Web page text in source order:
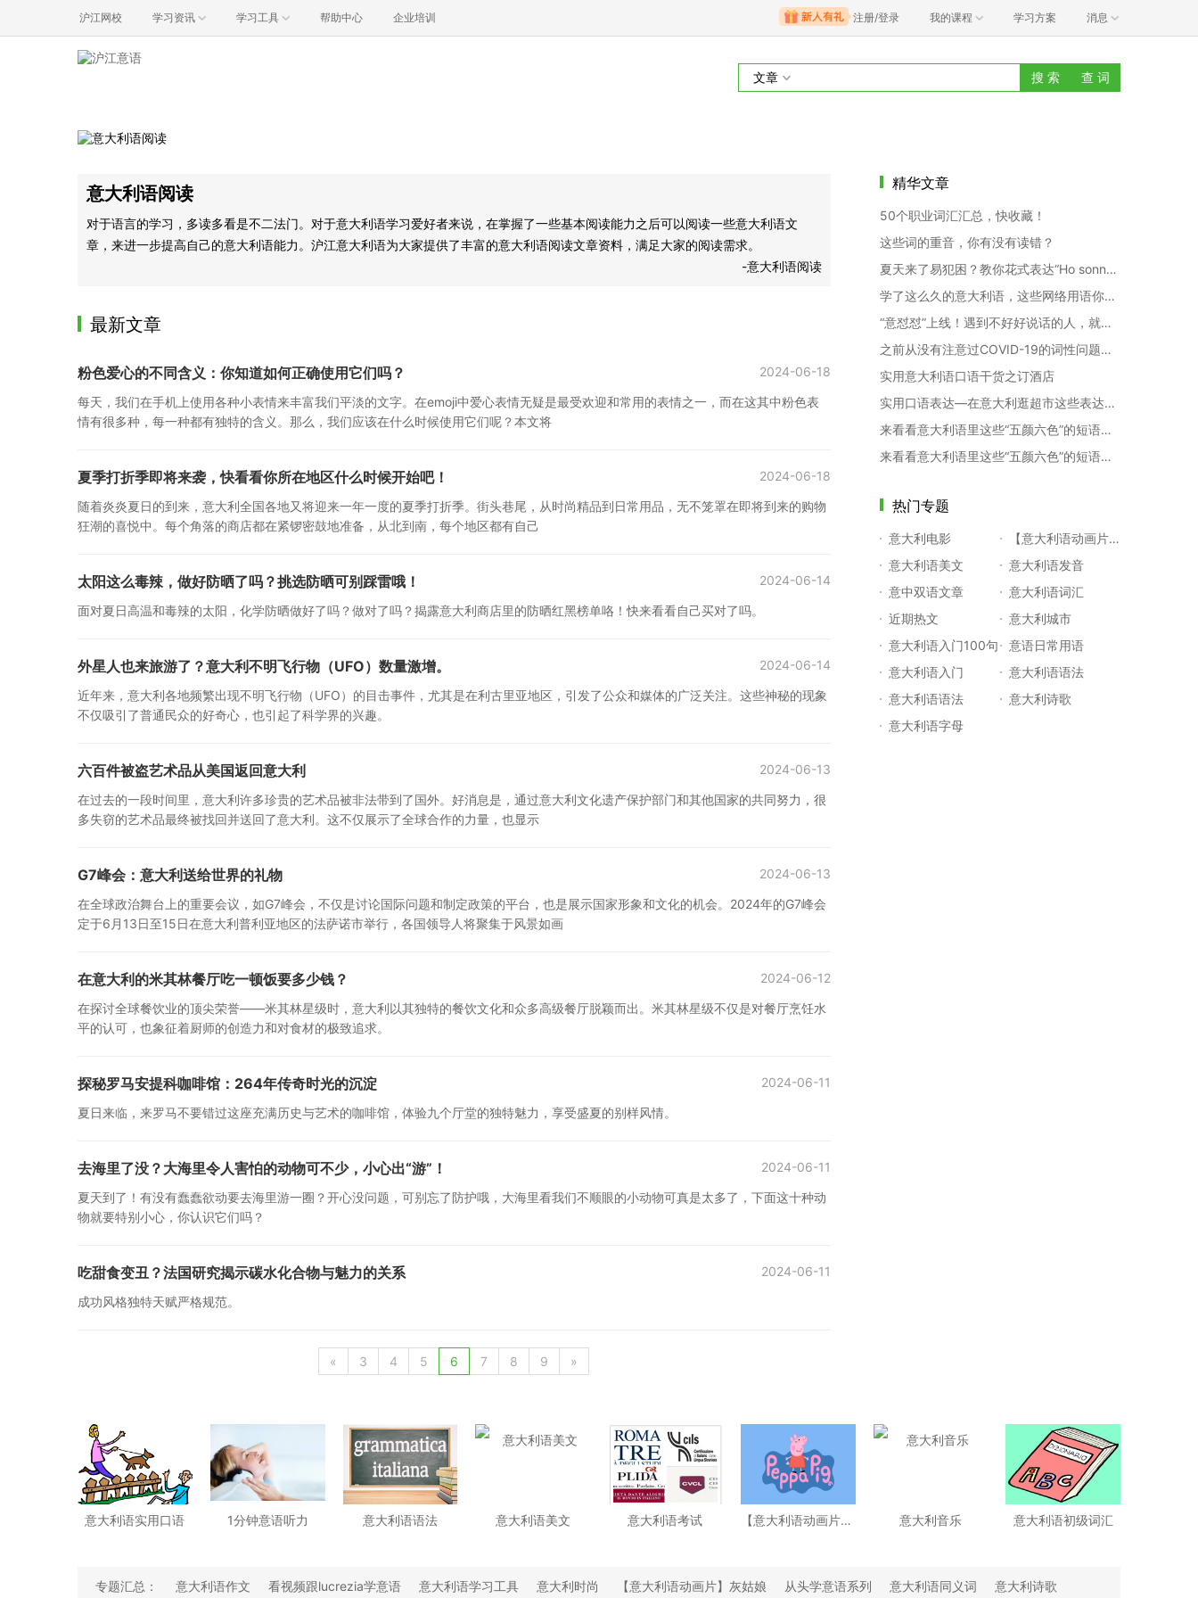
沪江网校 学习资讯 学习工具 帮助中心 企业培训 注册/登录 我的课程 学习方案 消息
文章 搜 索 查 词
意大利语阅读
对于语言的学习，多读多看是不二法门。对于意大利语学习爱好者来说，在掌握了一些基本阅读能力之后可以阅读一些意大利语文
章，来进一步提高自己的意大利语能力。沪江意大利语为大家提供了丰富的意大利语阅读文章资料，满足大家的阅读需求。
-意大利语阅读
最新文章
粉色爱心的不同含义：你知道如何正确使用它们吗？
每天，我们在手机上使用各种小表情来丰富我们平淡的文字。在emoji中爱心表情无疑是最受欢迎和常用的表情之一，而在这其中粉色表
情有很多种，每一种都有独特的含义。那么，我们应该在什么时候使用它们呢？本文将
2024-06-18
夏季打折季即将来袭，快看看你所在地区什么时候开始吧！
随着炎炎夏日的到来，意大利全国各地又将迎来一年一度的夏季打折季。街头巷尾，从时尚精品到日常用品，无不笼罩在即将到来的购物
狂潮的喜悦中。每个角落的商店都在紧锣密鼓地准备，从北到南，每个地区都有自己
2024-06-18
太阳这么毒辣，做好防晒了吗？挑选防晒可别踩雷哦！
面对夏日高温和毒辣的太阳，化学防晒做好了吗？做对了吗？揭露意大利商店里的防晒红黑榜单咯！快来看看自己买对了吗。
2024-06-14
外星人也来旅游了？意大利不明飞行物（UFO）数量激增。
近年来，意大利各地频繁出现不明飞行物（UFO）的目击事件，尤其是在利古里亚地区，引发了公众和媒体的广泛关注。这些神秘的现象
不仅吸引了普通民众的好奇心，也引起了科学界的兴趣。
2024-06-14
六百件被盗艺术品从美国返回意大利
在过去的一段时间里，意大利许多珍贵的艺术品被非法带到了国外。好消息是，通过意大利文化遗产保护部门和其他国家的共同努力，很
多失窃的艺术品最终被找回并送回了意大利。这不仅展示了全球合作的力量，也显示
2024-06-13
G7峰会：意大利送给世界的礼物
在全球政治舞台上的重要会议，如G7峰会，不仅是讨论国际问题和制定政策的平台，也是展示国家形象和文化的机会。2024年的G7峰会
定于6月13日至15日在意大利普利亚地区的法萨诺市举行，各国领导人将聚集于风景如画
2024-06-13
在意大利的米其林餐厅吃一顿饭要多少钱？
在探讨全球餐饮业的顶尖荣誉——米其林星级时，意大利以其独特的餐饮文化和众多高级餐厅脱颖而出。米其林星级不仅是对餐厅烹饪水
平的认可，也象征着厨师的创造力和对食材的极致追求。
2024-06-12
探秘罗马安提科咖啡馆：264年传奇时光的沉淀
夏日来临，来罗马不要错过这座充满历史与艺术的咖啡馆，体验九个厅堂的独特魅力，享受盛夏的别样风情。
2024-06-11
去海里了没？大海里令人害怕的动物可不少，小心出“游”！
夏天到了！有没有蠢蠢欲动要去海里游一圈？开心没问题，可别忘了防护哦，大海里看我们不顺眼的小动物可真是太多了，下面这十种动
物就要特别小心，你认识它们吗？
2024-06-11
吃甜食变丑？法国研究揭示碳水化合物与魅力的关系
成功风格独特天赋严格规范。
2024-06-11
« 3 4 5 6 7 8 9 »
精华文章
50个职业词汇汇总，快收藏！
这些词的重音，你有没有读错？
夏天来了易犯困？教你花式表达“Ho sonno”！
学了这么久的意大利语，这些网络用语你还不知道吗？
“意怼怼”上线！遇到不好好说话的人，就这样机智地怼回去！
之前从没有注意过COVID-19的词性问题，直到今天…
实用意大利语口语干货之订酒店
实用口语表达—在意大利逛超市这些表达你必须要知道！
来看看意大利语里这些“五颜六色”的短语（下）
来看看意大利语里这些“五颜六色”的短语（上）
热门专题
意大利电影
【意大利语动画片】粉红小猪
意大利语美文
意大利语发音
意中双语文章
意大利语词汇
近期热文
意大利城市
意大利语入门100句
意语日常用语
意大利语入门
意大利语语法
意大利语语法
意大利诗歌
意大利语字母
意大利语实用口语 1分钟意语听力 意大利语语法 意大利语美文 意大利语考试 【意大利语动画片】粉红小猪 意大利音乐 意大利语初级词汇
专题汇总： 意大利语作文 看视频跟lucrezia学意语 意大利语学习工具 意大利时尚 【意大利语动画片】灰姑娘 从头学意语系列 意大利语同义词 意大利诗歌